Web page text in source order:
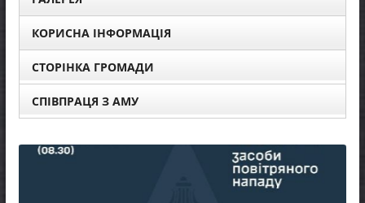
КОРИСНА ІНФОРМАЦІЯ
СТОРІНКА ГРОМАДИ
СПІВПРАЦЯ З АМУ